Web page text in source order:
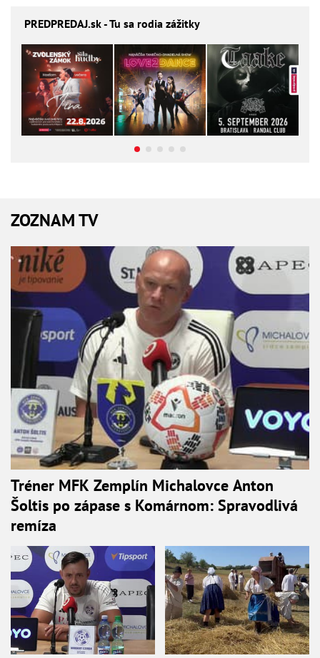
PREDPREDAJ.sk - Tu sa rodia zážitky
ZOZNAM TV
Tréner MFK Zemplín Michalovce Anton
Šoltis po zápase s Komárnom: Spravodlivá
remíza